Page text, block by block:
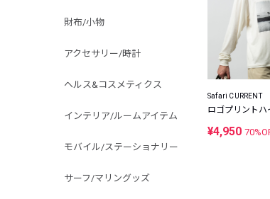
財布/小物
アクセサリー/時計
ヘルス&コスメティクス
インテリア/ルームアイテム
モバイル/ステーショナリー
サーフ/マリングッズ
Safari CURRENT
ロゴプリント
¥4,950